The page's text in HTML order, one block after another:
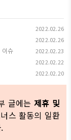
2022.02.26
2022.02.26
이슈 2022.02.23
2022.02.22
2022.02.20
글에는 제휴 및
스 활동의 일환